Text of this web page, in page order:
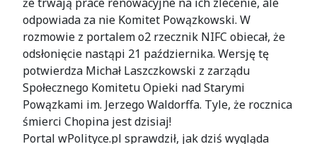
odpowiada za nie Komitet Powązkowski. W
rozmowie z portalem o2 rzecznik NIFC obiecał, że
odsłonięcie nastąpi 21 października. Wersję tę
potwierdza Michał Laszczkowski z zarządu
Społecznego Komitetu Opieki nad Starymi
Powązkami im. Jerzego Waldorffa. Tyle, że rocznica
śmierci Chopina jest dzisiaj!
Portal wPolityce.pl sprawdził, jak dziś wygląda